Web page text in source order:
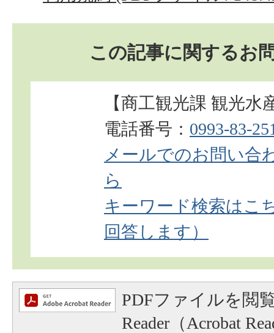
この記事に関するお
【商工観光課 観光水
電話番号： 0993-83-
メールでのお問い合
ら
キーワード検索はこ
回答します）
PDFファイルを閲
Reader（Acrobat